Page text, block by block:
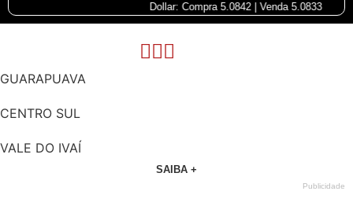
Dollar: Compra 5.0842 | Venda 5.0833
GUARAPUAVA
CENTRO SUL
VALE DO IVAÍ
SAIBA +
Publicidade